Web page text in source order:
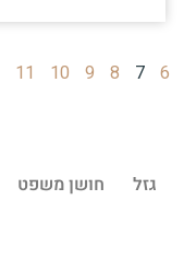
6
7
8
9
10
11
גזל חושן משפט